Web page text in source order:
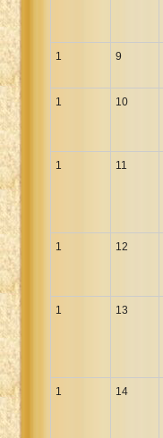
1 9
1 10
1 11
1 12
1 13
1 14